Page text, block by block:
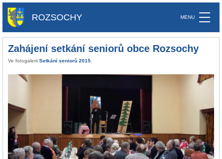
ROZSOCHY
Zahájení setkání seniorů obce Rozsochy
Ve fotogalerii Setkání seniorů 2015